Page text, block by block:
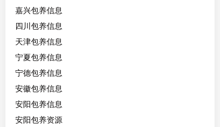
嘉兴包养信息
四川包养信息
天津包养信息
宁夏包养信息
宁德包养信息
安徽包养信息
安阳包养信息
安阳包养资源